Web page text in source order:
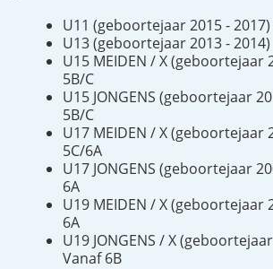
U11 (geboortejaar 2015 - 2017)
U13 (geboortejaar 2013 -
U15 MEIDEN / X (geboortejaar
5B/C
U15 JONGENS (geboortejaar
5B/C
U17 MEIDEN / X (geboortejaar
5C/6A
U17 JONGENS (geboortejaar
6A
U19 MEIDEN / X (geboortejaar
6A
U19 JONGENS / X
Vanaf 6B